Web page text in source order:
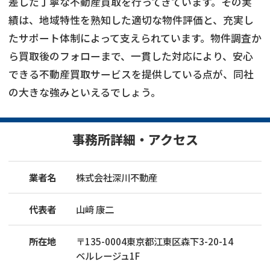
績は、地域特性を熟知した適切な物件評価と、充実し
たサポート体制によって支えられています。物件調査か
ら買取後のフォローまで、一貫した対応により、安心
できる不動産買取サービスを提供している点が、同社
の大きな強みといえるでしょう。
事務所詳細・アクセス
業者名 株式会社深川不動産
代表者 山﨑 康二
所在地 〒135-0004東京都江東区森下3-20-14
ベルレージュ1F